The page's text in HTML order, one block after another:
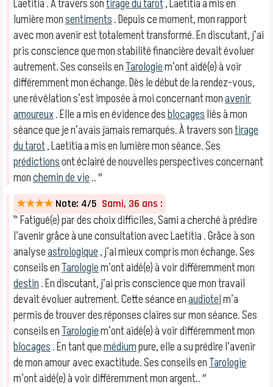
Laetitia . À travers sontirage du tarot, Laetitia a mis en
lumière monsentiments. Depuis ce moment, mon rapport
avec mon avenir est totalement transformé. En discutant, j’ai
pris conscience que mon stabilité financière devait évoluer
autrement. Ses conseils enTarologiem’ont aidé(e) à voir
différemment mon échange. Dès le début de la rendez-vous,
une révélation s’est imposée à moi concernant monavenir
amoureux. Elle a mis en évidence desblocagesliés à mon
séance que je n’avais jamais remarqués. À travers sontirage
du tarot, Laetitia a mis en lumière mon séance. Ses
prédictionsont éclairé de nouvelles perspectives concernant
monchemin de vie.. ″
★★★★ Note: 4/5 Sami, 36 ans :
‶ Fatigué(e) par des choix difficiles, Sami a cherché à prédire
l’avenir grâce à une consultation avec Laetitia . Grâce à son
analyseastrologique, j’ai mieux compris mon échange. Ses
conseils enTarologiem’ont aidé(e) à voir différemment mon
destin. En discutant, j’ai pris conscience que mon travail
devait évoluer autrement. Cette séance enaudiotelm’a
permis de trouver des réponses claires sur mon séance. Ses
conseils enTarologiem’ont aidé(e) à voir différemment mon
blocages. En tant quemédiumpure, elle a su prédire l’avenir
de mon amour avec exactitude. Ses conseils enTarologie
m’ont aidé(e) à voir différemment mon argent.. ″